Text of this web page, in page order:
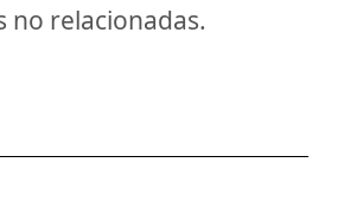
no relacionadas.